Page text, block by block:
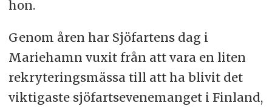
hon.
Genom åren har Sjöfartens dag i
Mariehamn vuxit från att vara en liten
rekryteringsmässa till att ha blivit det
viktigaste sjöfartsevenemanget i Finland,